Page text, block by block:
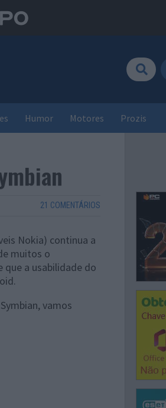
Humor Motores Prozis
21 COMENTÁRIOS
Nokia) continua a
muitos o
a usabilidade do
vamos